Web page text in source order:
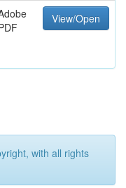
View/Open
with all rights